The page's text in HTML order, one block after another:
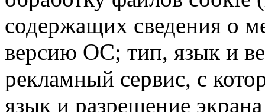
содержащих сведения о
версию ОС; тип, язык и
рекламный сервис, с
язык и разрешение